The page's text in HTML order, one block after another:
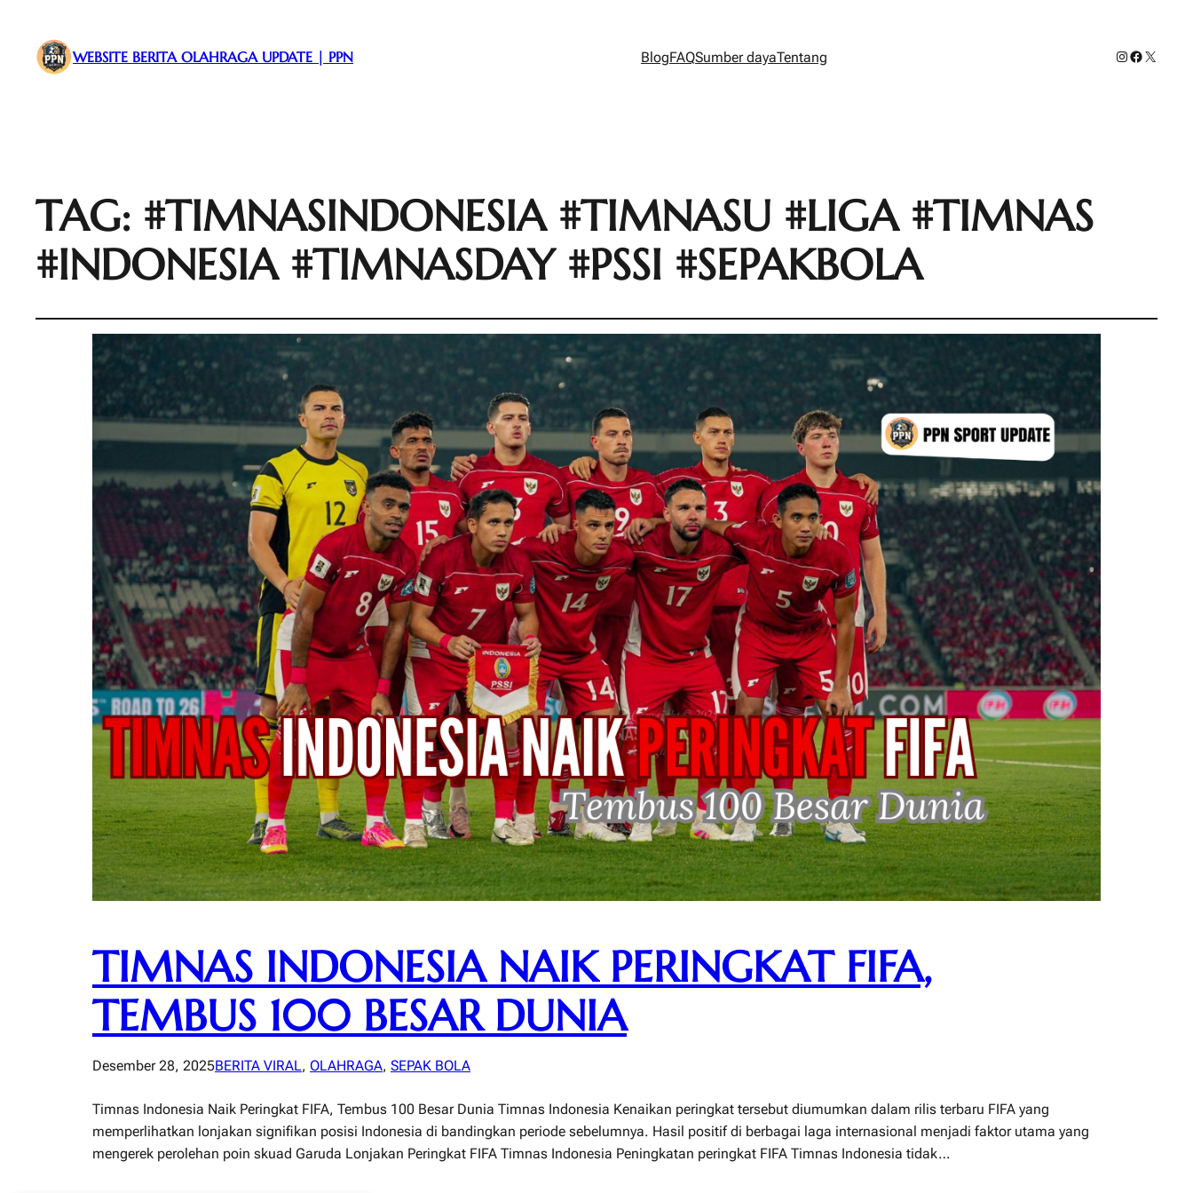
WEBSITE BERITA OLAHRAGA UPDATE | PPN BlogFAQSumber dayaTentang Instagram
Facebook
X
TAG: #TIMNASINDONESIA #TIMNASU #LIGA #TIMNAS
#INDONESIA #TIMNASDAY #PSSI #SEPAKBOLA
TIMNAS INDONESIA NAIK PERINGKAT FIFA,
TEMBUS 100 BESAR DUNIA
Desember 28, 2025BERITA VIRAL, OLAHRAGA, SEPAK BOLA
Timnas Indonesia Naik Peringkat FIFA, Tembus 100 Besar Dunia Timnas Indonesia Kenaikan peringkat tersebut diumumkan dalam rilis terbaru FIFA yang
memperlihatkan lonjakan signifikan posisi Indonesia di bandingkan periode sebelumnya. Hasil positif di berbagai laga internasional menjadi faktor utama yang
mengerek perolehan poin skuad Garuda Lonjakan Peringkat FIFA Timnas Indonesia Peningkatan peringkat FIFA Timnas Indonesia tidak…